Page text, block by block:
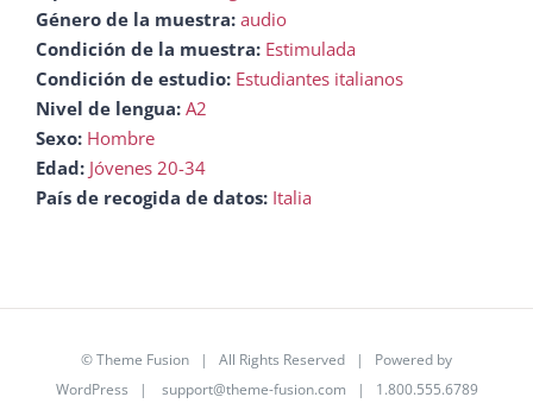
Género de la muestra: audio
Condición de la muestra: Estimulada
Condición de estudio: Estudiantes italianos
Nivel de lengua: A2
Sexo: Hombre
Edad: Jóvenes 20-34
País de recogida de datos: Italia
©Theme Fusion | All Rights Reserved | Powered by
WordPress | support@theme-fusion.com | 1.800.555.6789